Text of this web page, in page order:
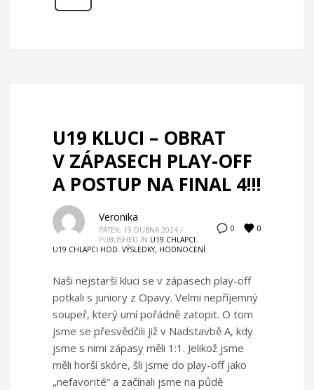
U19 KLUCI – OBRAT
V ZÁPASECH PLAY-OFF
A POSTUP NA FINAL 4!!!
0 0
Veronika
PÁTEK, 19 DUBNA 2024 /
PUBLISHED IN U19 CHLAPCI,
U19 CHLAPCI HOD, VÝSLEDKY, HODNOCENÍ
Naši nejstarší kluci se v zápasech play-off
potkali s juniory z Opavy. Velmi nepříjemný
soupeř, který umí pořádně zatopit. O tom
jsme se přesvědčili již v Nadstavbě A, kdy
jsme s nimi zápasy měli 1:1. Jelikož jsme
měli horší skóre, šli jsme do play-off jako
„nefavorité“ a začínali jsme na půdě